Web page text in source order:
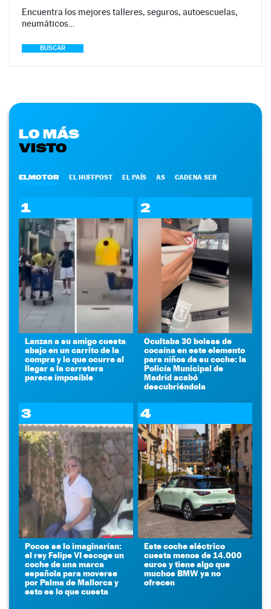
Encuentra los mejores talleres, seguros, autoescuelas,
neumáticos…
BUSCAR
LO MÁS
VISTO
ELMOTOR EL HUFFPOST EL PAÍS AS CADENA SER
1
Lanzan a su amigo cuesta
abajo en un carrito de la
compra y lo que ocurre al
llegar a la carretera
parece imposible
2
Ocultaba 30 bolsas de
cocaína en este elemento
para niños de su coche: la
Policía Municipal de
Madrid acabó
descubriéndola
3
Pocos se lo imaginarían:
el rey Felipe VI escoge un
coche de una marca
española para moverse
por Palma de Mallorca y
esto es lo que cuesta
4
Este coche eléctrico
cuesta menos de 14.000
euros y tiene algo que
muchos BMW ya no
ofrecen